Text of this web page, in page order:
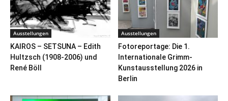
Ausstellungen
KAIROS – SETSUNA – Edith
Hultzsch (1908-2006) und
René Böll
Ausstellungen
Fotoreportage: Die 1.
Internationale Grimm-
Kunstausstellung 2026 in
Berlin